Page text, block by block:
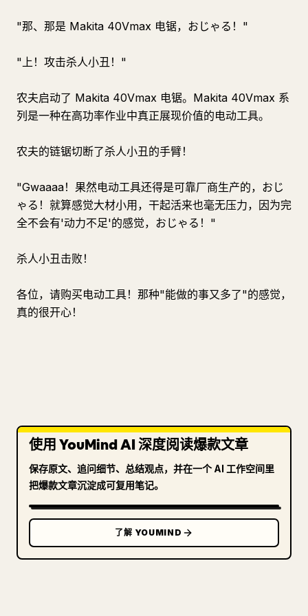
"那、那是 Makita 40Vmax 电锯，おじゃる！"
"上！攻击杀人小丑！"
农夫启动了 Makita 40Vmax 电锯。Makita 40Vmax 系
列是一种在高功率作业中真正展现价值的电动工具。
农夫的链锯切断了杀人小丑的手臂！
"Gwaaaa！果然电动工具还得是可靠厂商生产的，おじ
ゃる！就算感觉大材小用，干起活来也毫无压力，因为完
全不会有'动力不足'的感觉，おじゃる！"
杀人小丑击败！
各位，请购买电动工具！那种"能做的事又多了"的感觉，
真的很开心！
使用 YouMind AI 深度阅读爆款文章
保存原文、追问细节、总结观点，并在一个 AI 工作空间里
把爆款文章沉淀成可复用笔记。
了解 YOUMIND